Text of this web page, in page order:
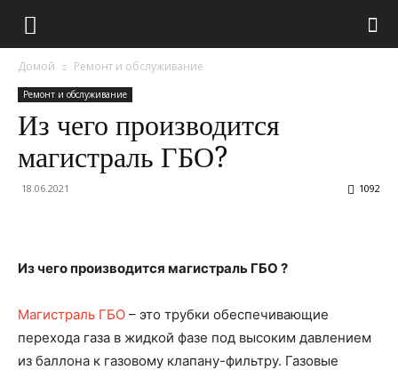
Домой Ремонт и обслуживание
Ремонт и обслуживание
Из чего производится
магистраль ГБО?
18.06.2021 1092
Из чего производится магистраль ГБО ?
Магистраль ГБО – это трубки обеспечивающие
перехода газа в жидкой фазе под высоким давлением
из баллона к газовому клапану-фильтру. Газовые